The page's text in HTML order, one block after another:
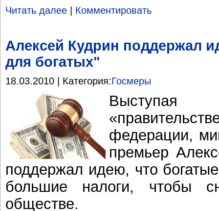
Читать далее Комментировать
Алексей Кудрин поддержал
для богатых"
18.03.2010 | Категория:Госмеры
федерации,
премьер
поддержал идею, что
большие налоги, чтобы
обществе.